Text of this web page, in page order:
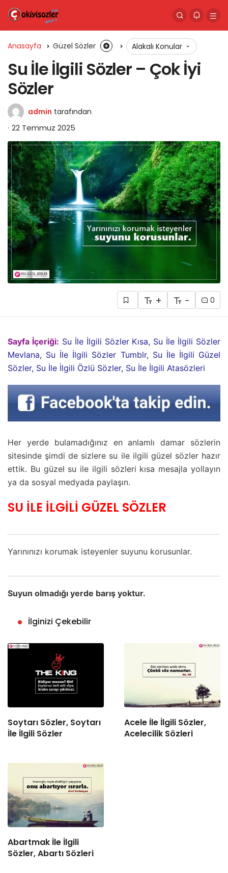
Anasayfa Güzel Sözler Alakalı Konular
Su İle İlgili Sözler – Çok İyi
Sözler
admin tarafından
22 Temmuz 2025
+ - 0
Sayfa İçeriği: Su İle İlgili Sözler Kısa, Su İle İlgili Sözler
Mevlana, Su İle İlgili Sözler Tumblr, Su İle İlgili Güzel
Sözler, Su İle İlgili Özlü Sözler, Su İle İlgili Atasözleri
Her yerde bulamadığınız en anlamlı damar sözlerin
sitesinde şimdi de sizlere su ile ilgili güzel sözler hazır
ettik. Bu güzel su ile ilgili sözleri kısa mesajla yollayın
ya da sosyal medyada paylaşın.
SU İLE İLGİLİ GÜZEL SÖZLER
Yarınınızı korumak isteyenler suyunu korusunlar.
Suyun olmadığı yerde barış yoktur.
İlginizi Çekebilir
Soytarı Sözler, Soytarı
İle İlgili Sözler
Acele İle İlgili Sözler,
Acelecilik Sözleri
Abartmak İle İlgili
Sözler, Abartı Sözleri